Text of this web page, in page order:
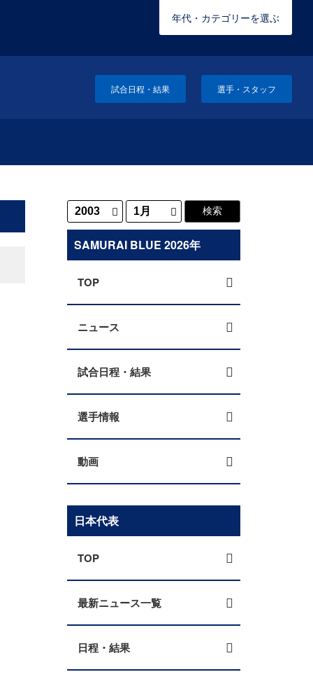
年代・カテゴリーを選ぶ
試合日程・結果 選手・スタッフ
SAMURAI BLUE 2026年
TOP
ニュース
試合日程・結果
選手情報
動画
日本代表
TOP
最新ニュース一覧
日程・結果